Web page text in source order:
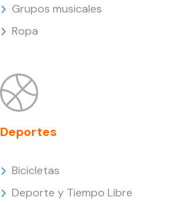
Grupos musicales
Ropa
Deportes
Bicicletas
Deporte y Tiempo Libre